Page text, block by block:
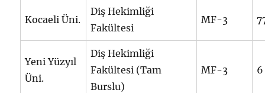
Kocaeli Üni.
Diş Hekimliği
Fakültesi
MF-3
Yeni Yüzyıl
Üni.
Diş Hekimliği
Fakültesi (Tam
Burslu)
MF-3 6